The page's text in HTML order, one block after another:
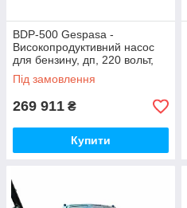
BDP-500 Gespasa -
Високопродуктивний насос
для бензину, дп, 220 вольт,
500 л/хв
Під замовлення
269 911 ₴
Купити